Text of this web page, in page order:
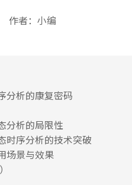
作者：小编
分析的康复密码
分析的局限性
时序分析的技术突破
场景与效果